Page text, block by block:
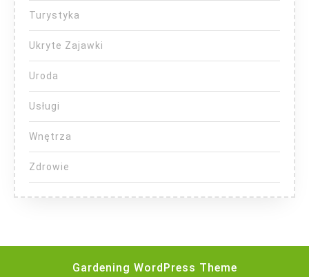
Turystyka
Ukryte Zajawki
Uroda
Usługi
Wnętrza
Zdrowie
Gardening WordPress Theme